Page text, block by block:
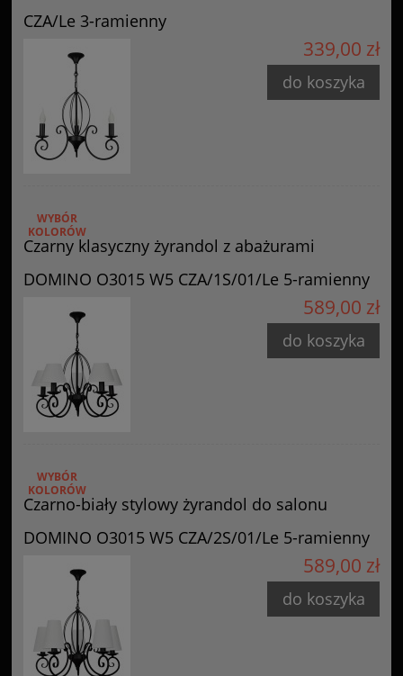
CZA/Le 3-ramienny
339,00 zł
do koszyka
Czarny klasyczny żyrandol z abażurami
DOMINO O3015 W5 CZA/1S/01/Le 5-ramienny
WYBÓR
KOLORÓW
589,00 zł
do koszyka
Czarno-biały stylowy żyrandol do salonu
DOMINO O3015 W5 CZA/2S/01/Le 5-ramienny
WYBÓR
KOLORÓW
589,00 zł
do koszyka